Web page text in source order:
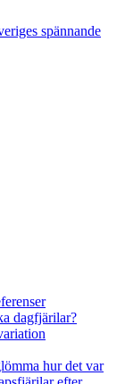
dagfjärilar?
hur det var